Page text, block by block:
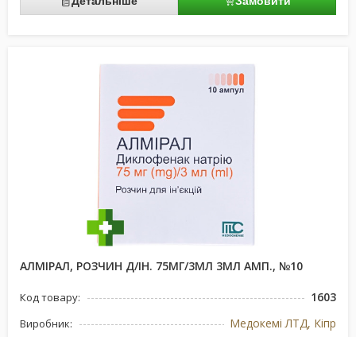
АЛМІРАЛ, РОЗЧИН Д/ІН. 75МГ/3МЛ 3МЛ АМП., №10
Код товару: 1603
Виробник: Медокемі ЛТД, Кіпр